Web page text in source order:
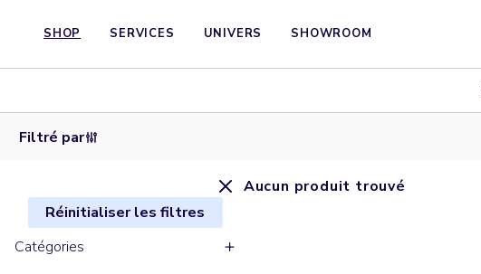
SHOP SERVICES UNIVERS SHOWROOM
Filtré par
Réinitialiser les filtres
Catégories
Aucun produit trouvé